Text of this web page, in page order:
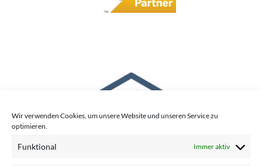
Wir verwenden Cookies, um unsere Website und unseren Service zu
optimieren.
Funktional Immer aktiv